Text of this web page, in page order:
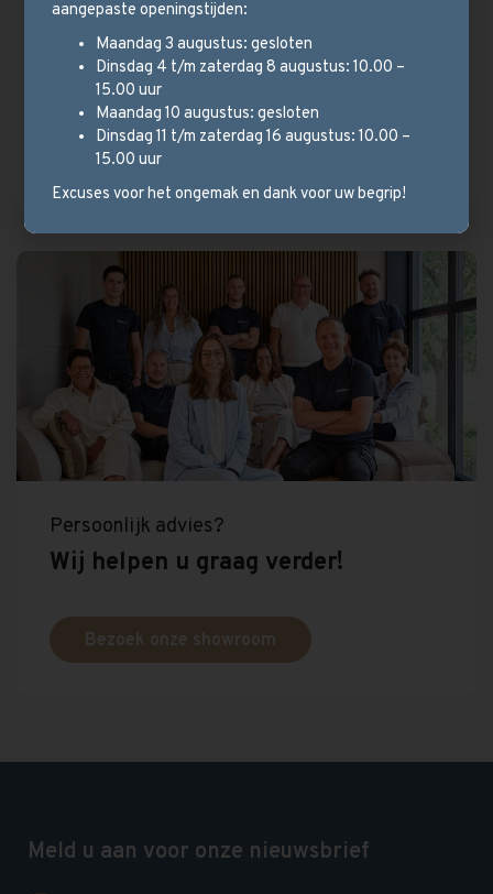
Wij hebben een ruim aanbod en kijken met u
mee welk type vloer het beste bij uw
situatie past.
Bekijk vloeren
Persoonlijk advies?
Wij helpen u graag verder!
Bezoek onze showroom
Meld u aan voor onze nieuwsbrief
aangepaste openingstijden:
Maandag 3 augustus: gesloten
Dinsdag 4 t/m zaterdag 8 augustus: 10.00 –
15.00 uur
Maandag 10 augustus: gesloten
Dinsdag 11 t/m zaterdag 16 augustus: 10.00 –
15.00 uur
Excuses voor het ongemak en dank voor uw begrip!